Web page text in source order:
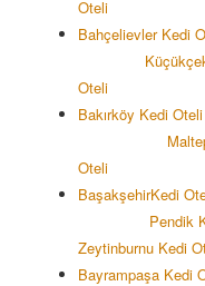
Oteli
Bahçelievler Kedi
Oteli
Bakırköy Kedi
Oteli
BaşakşehirKedi
Pendik
Zeytinburnu Kedi
Bayrampaşa Kedi